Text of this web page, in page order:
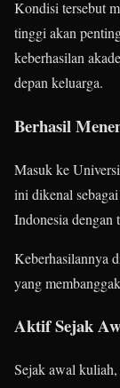
Kondisi tersebut
tinggi akan
keberhasilan
depan keluarga.
Berhasil
Masuk ke
ini dikenal
Indonesia dengan
Keberhasilannya
yang
Aktif Sejak
Sejak awal